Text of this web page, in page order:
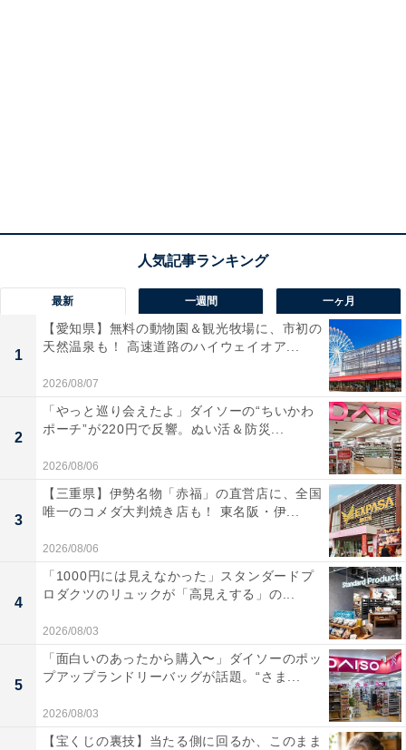
最新 一週間 一ヶ月
1
【愛知県】無料の動物園＆観光牧場に、市初の
天然温泉も！ 高速道路のハイウェイオア...
2026/08/07
2
「やっと巡り会えたよ」ダイソーの“ちいかわ
ポーチ”が220円で反響。ぬい活＆防災...
2026/08/06
3
【三重県】伊勢名物「赤福」の直営店に、全国
唯一のコメダ大判焼き店も！ 東名阪・伊...
2026/08/06
4
「1000円には見えなかった」スタンダードプ
ロダクツのリュックが「高見えする」の...
2026/08/03
5
「面白いのあったから購入〜」ダイソーのポッ
プアップランドリーバッグが話題。“さま...
2026/08/03
【宝くじの裏技】当たる側に回るか、このまま